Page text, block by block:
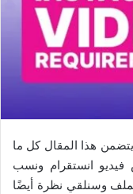
هذا المقال كل ما
انستقرام ونسب
وسنلقي نظرة أيضًا